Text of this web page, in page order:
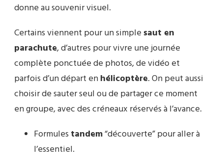
donne au souvenir visuel.
Certains viennent pour un simple saut en
parachute, d’autres pour vivre une journée
complète ponctuée de photos, de vidéo et
parfois d’un départ enhélicoptère. On peut aussi
choisir de sauter seul ou de partager ce moment
en groupe, avec des créneaux réservés à l’avance.
Formules tandem“découverte” pour aller à
l’essentiel.